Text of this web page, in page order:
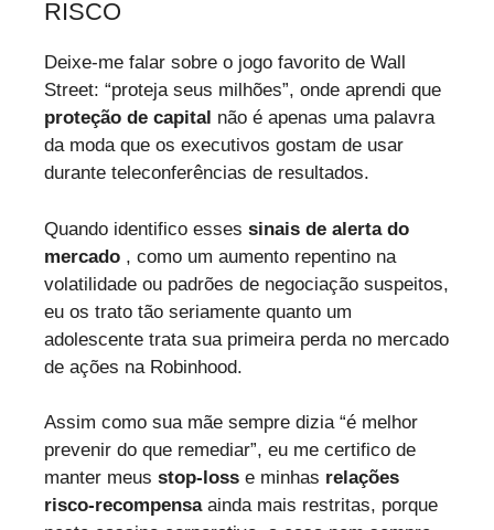
RISCO
Deixe-me falar sobre o jogo favorito de Wall
Street: “proteja seus milhões”, onde aprendi que
proteção de capital não é apenas uma palavra
da moda que os executivos gostam de usar
durante teleconferências de resultados.
Quando identifico esses sinais de alerta do
mercado , como um aumento repentino na
volatilidade ou padrões de negociação suspeitos,
eu os trato tão seriamente quanto um
adolescente trata sua primeira perda no mercado
de ações na Robinhood.
Assim como sua mãe sempre dizia “é melhor
prevenir do que remediar”, eu me certifico de
manter meus stop-loss e minhas relações
risco-recompensaainda mais restritas, porque